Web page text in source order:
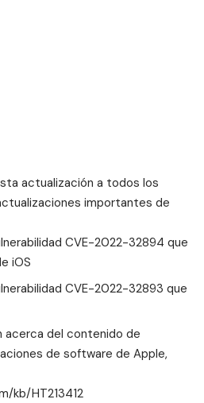
actualización a todos los
importantes de
CVE-2022-32894 que
iOS
CVE-2022-32893 que
acerca del contenido de
de software de Apple,
kb/HT213412